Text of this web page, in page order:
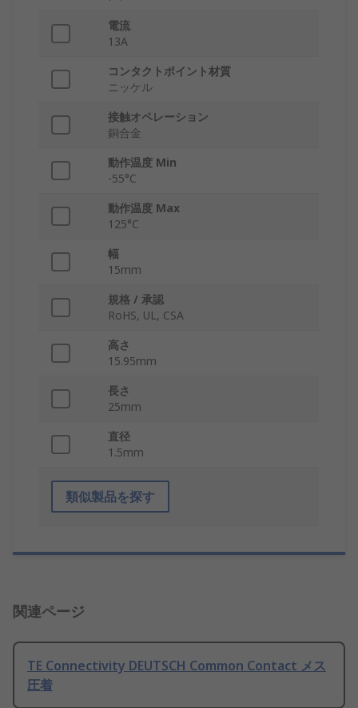
電流
13A
コンタクトポイント材質
ニッケル
接触オペレーション
銅合金
動作温度 Min
-55°C
動作温度 Max
125°C
幅
15mm
規格 / 承認
RoHS, UL, CSA
高さ
15.95mm
長さ
25mm
直径
1.5mm
類似製品を探す
関連ページ
TE Connectivity DEUTSCH Common Contact メス
圧着